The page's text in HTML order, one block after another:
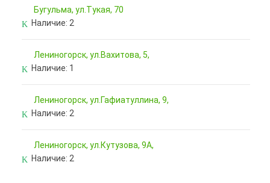
Бугульма, ул.Тукая, 70
Наличие: 2
Лениногорск, ул.Вахитова, 5,
Наличие: 1
Лениногорск, ул.Гафиатуллина, 9,
Наличие: 2
Лениногорск, ул.Кутузова, 9А,
Наличие: 2